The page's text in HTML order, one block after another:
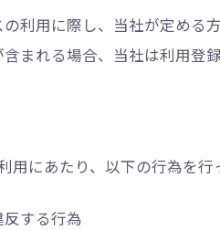
利用に際し、当社が定める
まれる場合、当社は利用登
用にあたり、以下の行為を行
する行為